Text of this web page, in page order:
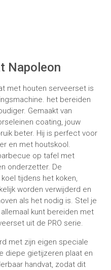
Napoleon
met houten serveerset is
het bereiden
Gemaakt van
coating, jouw
beter. Hij is perfect voor
en met houtskool.
op tafel met
onderzetter. De
tijdens het koken,
worden verwijderd en
als het nodig is. Stel je
kunt bereiden met
uit de PRO serie.
met zijn eigen speciale
diepe gietijzeren plaat en
handvat, zodat dit